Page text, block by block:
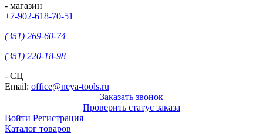
- магазин
+7-902-618-70-51
(351) 269-60-74
(351) 220-18-98
- СЦ
Email: office@neya-tools.ru
Заказать звонок
Проверить статус заказа
Войти Регистрация
Каталог товаров